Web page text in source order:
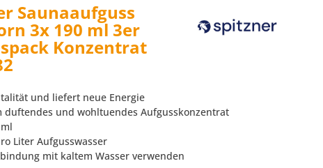
Saunaaufguss
3x 190 ml 3er
Konzentrat
und liefert neue Energie
duftendes und wohltuendes Aufgusskonzentrat
Liter Aufgusswasser
mit kaltem Wasser verwenden